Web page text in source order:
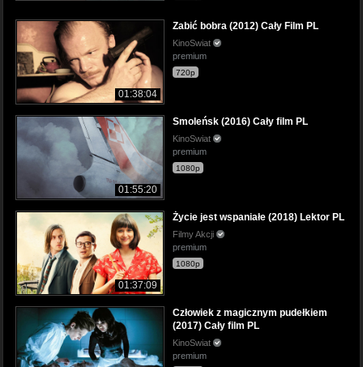
01:38:04
Zabić bobra (2012) Cały Film PL
KinoSwiat
premium
720p
01:55:20
Smoleńsk (2016) Cały film PL
KinoSwiat
premium
1080p
01:37:09
Życie jest wspaniałe (2018) Lektor PL
Filmy Akcji
premium
1080p
Człowiek z magicznym pudełkiem
(2017) Cały film PL
KinoSwiat
premium